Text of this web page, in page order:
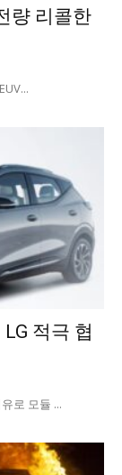
량 리콜한
적극 협
로 모듈 ...